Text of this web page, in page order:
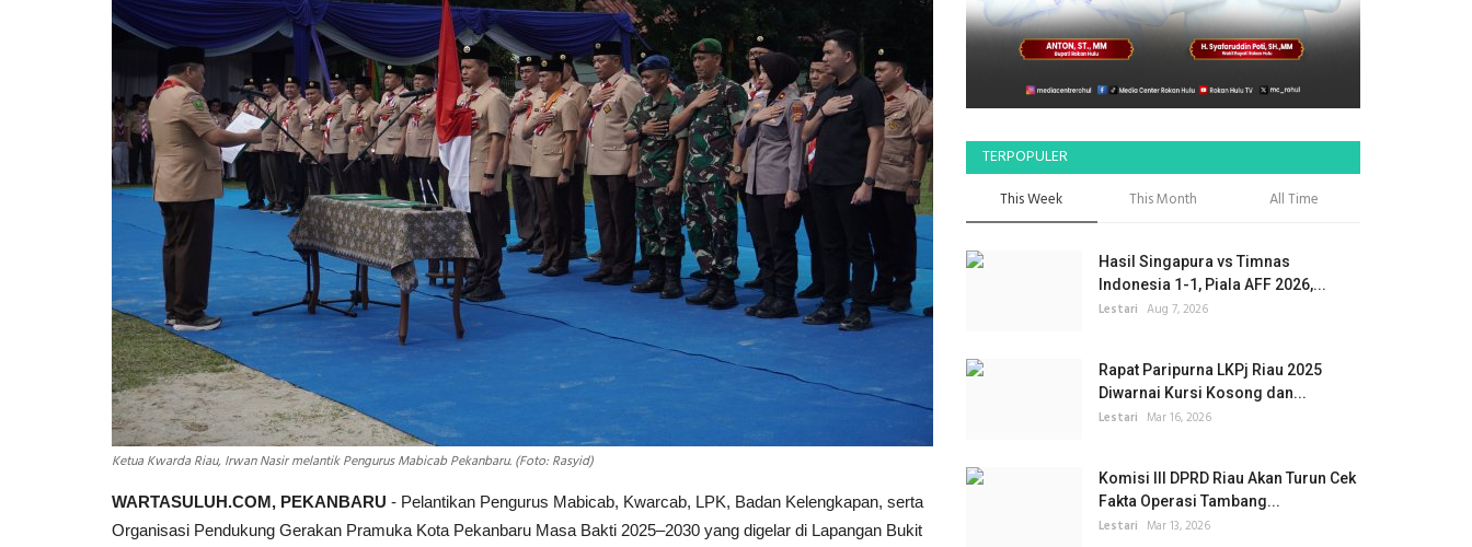
Ketua Kwarda Riau, Irwan Nasir melantik Pengurus Mabicab Pekanbaru. (Foto: Rasyid)
WARTASULUH.COM, PEKANBARU - Pelantikan Pengurus Mabicab, Kwarcab, LPK, Badan Kelengkapan, serta
Organisasi Pendukung Gerakan Pramuka Kota Pekanbaru Masa Bakti 2025–2030 yang digelar di Lapangan Bukit
TERPOPULER
This Week This Month All Time
Hasil Singapura vs Timnas
Indonesia 1-1, Piala AFF 2026,...
Lestari Aug 7, 2026
Rapat Paripurna LKPj Riau 2025
Diwarnai Kursi Kosong dan...
Lestari Mar 16, 2026
Komisi III DPRD Riau Akan Turun Cek
Fakta Operasi Tambang...
Lestari Mar 13, 2026